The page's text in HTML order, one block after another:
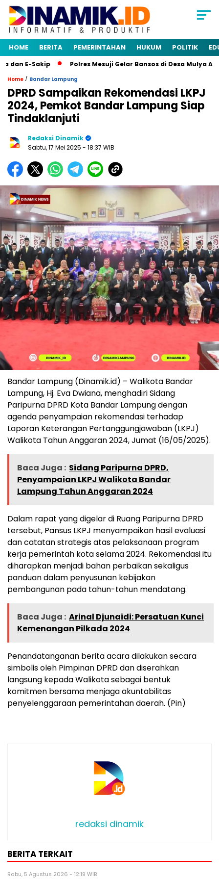
HOME BERITA PEMERINTAHAN HUKUM POLITIK
E-Sakip Polres Mesuji Gelar Bansos di Desa Mulya
Home / Bandar Lampung
DPRD Sampaikan Rekomendasi LKPJ
2024, Pemkot Bandar Lampung Siap
Tindaklanjuti
Redaksi Dinamik
Sabtu, 17 Mei 2025 - 18:37 WIB
Bandar Lampung (Dinamik.id) – Walikota Bandar
Lampung, Hj. Eva Dwiana, menghadiri Sidang
Paripurna DPRD Kota Bandar Lampung dengan
agenda penyampaian rekomendasi terhadap
Laporan Keterangan Pertanggungjawaban (LKPJ)
Walikota Tahun Anggaran 2024, Jumat (16/05/2025).
Baca Juga : Sidang Paripurna DPRD,
Penyampaian LKPJ Walikota Bandar
Lampung Tahun Anggaran 2024
Dalam rapat yang digelar di Ruang Paripurna DPRD
tersebut, Pansus LKPJ menyampaikan hasil evaluasi
dan catatan strategis atas pelaksanaan program
kerja pemerintah kota selama 2024. Rekomendasi itu
diharapkan menjadi bahan perbaikan sekaligus
panduan dalam penyusunan kebijakan
pembangunan pada tahun-tahun mendatang.
Baca Juga : Arinal Djunaidi: Persatuan Kunci
Kemenangan Pilkada 2024
Penandatanganan berita acara dilakukan secara
simbolis oleh Pimpinan DPRD dan diserahkan
langsung kepada Walikota sebagai bentuk
komitmen bersama menjaga akuntabilitas
penyelenggaraan pemerintahan daerah. (Pin)
redaksi dinamik
BERITA TERKAIT
Rabu, 5 Agustus 2026 - 12:19 WIB